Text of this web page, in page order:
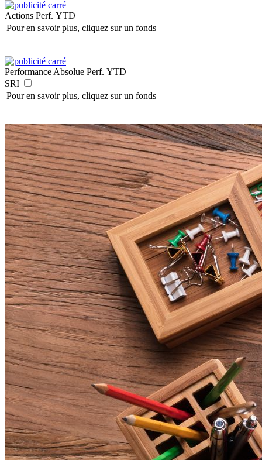
Actions Perf. YTD
Pour en savoir plus, cliquez sur un fonds
Performance Absolue Perf. YTD
SRI
Pour en savoir plus, cliquez sur un fonds